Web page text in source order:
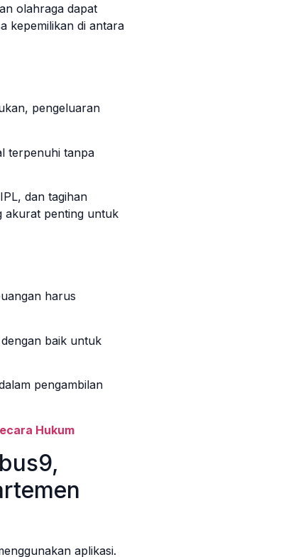
olahraga dapat
kepemilikan di antara
pengeluaran
terpenuhi tanpa
dan tagihan
akurat penting untuk
harus
baik untuk
pengambilan
Hukum
aplikasi.